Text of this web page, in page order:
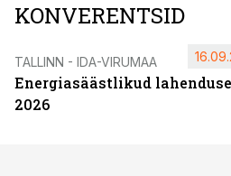
KONVERENTSID
TALLINN - IDA-VIRUMAA
Energiasäästlikud
2026